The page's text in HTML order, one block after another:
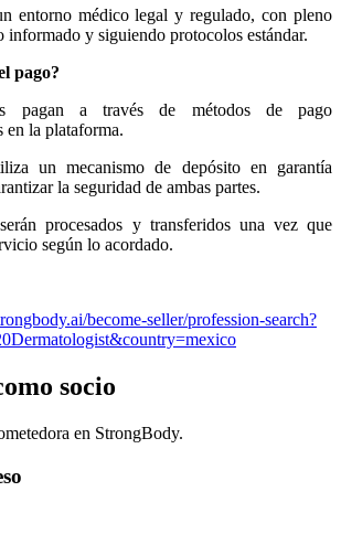
entorno médico legal y regulado, con pleno
informado y siguiendo protocolos estándar.
pago?
pagan a través de métodos de pago
en la plataforma.
un mecanismo de depósito en garantía
la seguridad de ambas partes.
procesados y transferidos una vez que
según lo acordado.
become-seller/profession-search?
socio
en StrongBody.